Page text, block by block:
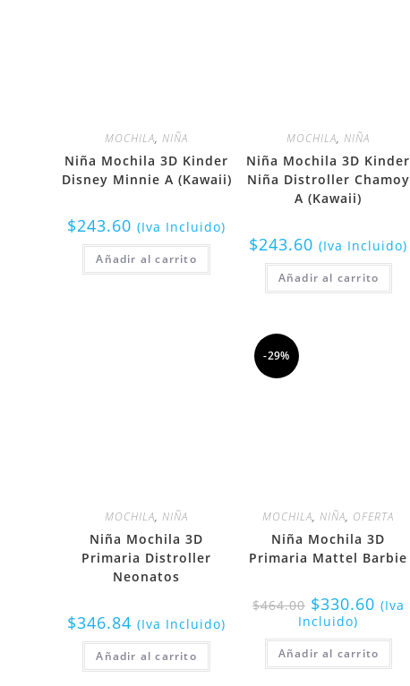
MOCHILA,NIÑA
Niña Mochila 3D Kinder
Disney Minnie A (Kawaii)
$243.60 (Iva Incluido)
Añadir al carrito
MOCHILA,NIÑA
Niña Mochila 3D Kinder
Niña Distroller Chamoy
A (Kawaii)
$243.60 (Iva Incluido)
Añadir al carrito
MOCHILA,NIÑA
Niña Mochila 3D
Primaria Distroller
Neonatos
$346.84 (Iva Incluido)
Añadir al carrito
-29%
MOCHILA,NIÑA, OFERTA
Niña Mochila 3D
Primaria Mattel Barbie
$464.00 $330.60 (Iva
Incluido)
Añadir al carrito